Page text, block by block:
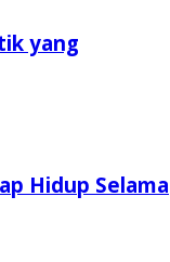
yang
Hidup Selama